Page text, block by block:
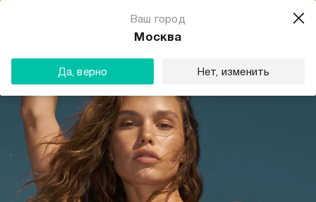
Ваш город
Москва
Да, верно Нет, изменить
Магазин одежды для тебя